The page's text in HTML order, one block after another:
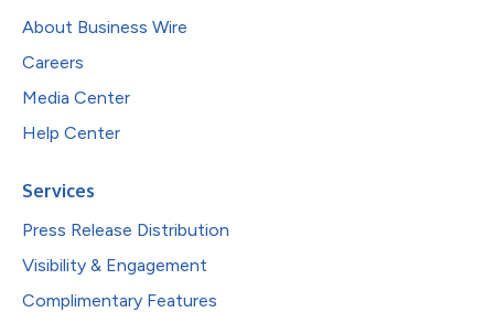
About Business Wire
Careers
Media Center
Help Center
Services
Press Release Distribution
Visibility & Engagement
Complimentary Features